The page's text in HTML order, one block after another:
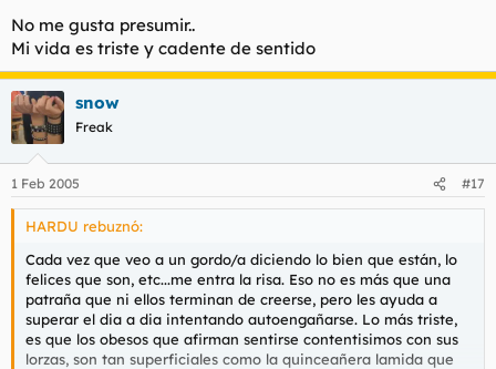
No me gusta presumir..
Mi vida es triste y cadente de sentido
snow
Freak
1 Feb 2005 #17
HARDU rebuznó:
Cada vez que veo a un gordo/a diciendo lo bien que están, lo
felices que son, etc...me entra la risa. Eso no es más que una
patraña que ni ellos terminan de creerse, pero les ayuda a
superar el dia a dia intentando autoengañarse. Lo más triste,
es que los obesos que afirman sentirse contentisimos con sus
lorzas, son tan superficiales como la quinceañera lamida que